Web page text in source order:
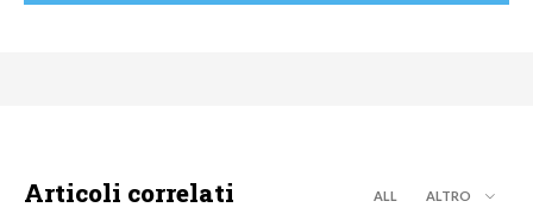
Articoli correlati ALL ALTRO